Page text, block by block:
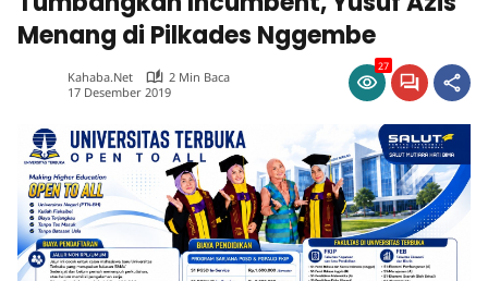
Menang di Pilkades Nggembe
Kahaba.net
2 Min Baca
17 Desember 2019
27